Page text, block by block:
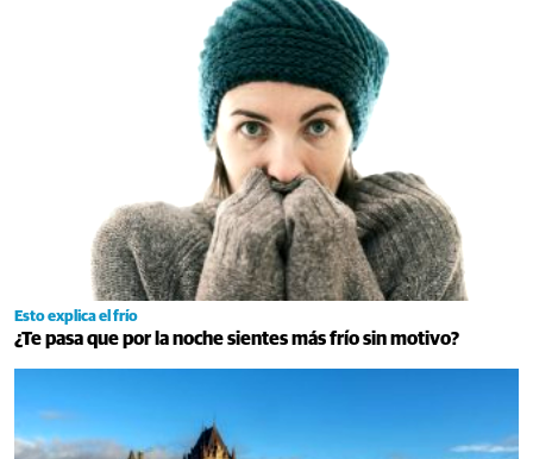
Esto explica el frío
¿Te pasa que por la noche sientes más frío sin motivo?